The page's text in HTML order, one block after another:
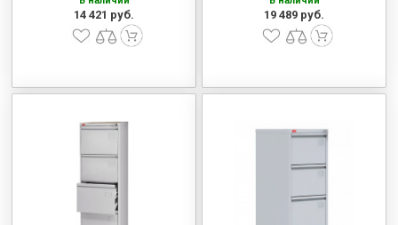
14 421 руб. 19 489 руб.